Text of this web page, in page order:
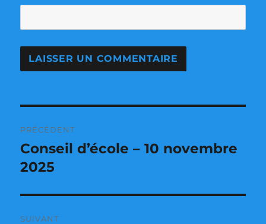
de
l’article
PRÉCÉDENT
Publication
précédente :
Conseil d’école – 10 novembre
2025
SUIVANT